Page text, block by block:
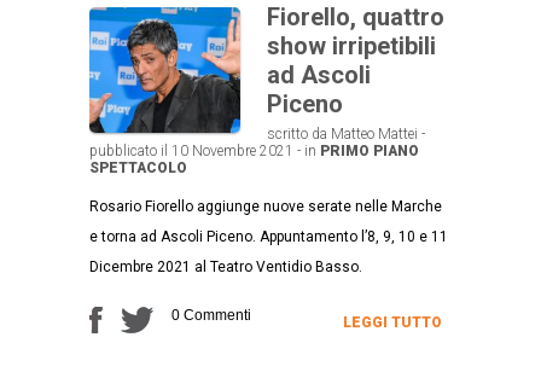
Fiorello, quattro
show irripetibili
ad Ascoli
Piceno
scritto da Matteo Mattei -
pubblicato il 10 Novembre 2021 - in PRIMO PIANO
SPETTACOLO
Rosario Fiorello aggiunge nuove serate nelle Marche
e torna ad Ascoli Piceno. Appuntamento l’8, 9, 10 e 11
Dicembre 2021 al Teatro Ventidio Basso.
0 Commenti LEGGI TUTTO